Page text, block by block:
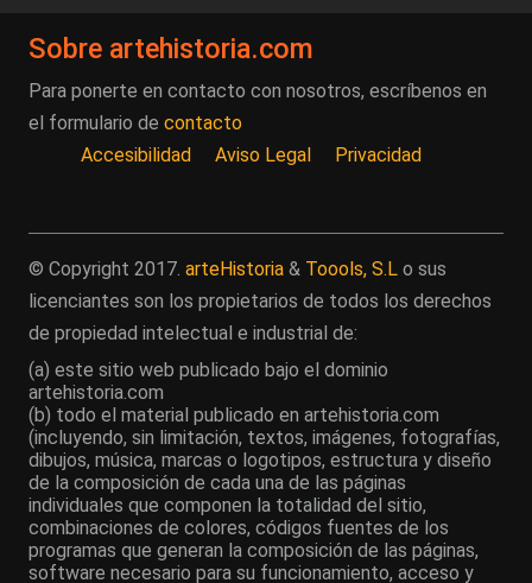
Sobre artehistoria.com
Para ponerte en contacto con nosotros, escríbenos en
el formulario de contacto
Accesibilidad
Aviso Legal Privacidad
© Copyright 2017. arteHistoria & Toools, S.L o sus
licenciantes son los propietarios de todos los derechos
de propiedad intelectual e industrial de:
(a) este sitio web publicado bajo el dominio
artehistoria.com
(b) todo el material publicado en artehistoria.com
(incluyendo, sin limitación, textos, imágenes, fotografías,
dibujos, música, marcas o logotipos, estructura y diseño
de la composición de cada una de las páginas
individuales que componen la totalidad del sitio,
combinaciones de colores, códigos fuentes de los
programas que generan la composición de las páginas,
software necesario para su funcionamiento, acceso y